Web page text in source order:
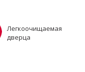
Легкоочищаемая
дверца